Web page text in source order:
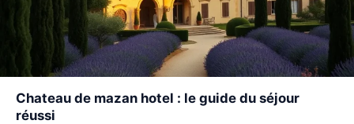
Chateau de mazan hotel : le guide du séjour
réussi